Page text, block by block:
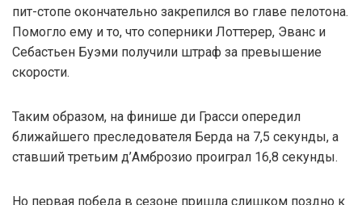
пит-стопе окончательно закрепился во главе пелотона.
Помогло ему и то, что соперники Лоттерер, Эванс и
Себастьен Буэми получили штраф за превышение
скорости.
Таким образом, на финише ди Грасси опередил
ближайшего преследователя Берда на 7,5 секунды, а
ставший третьим д’Амброзио проиграл 16,8 секунды.
Но первая победа в сезоне пришла слишком поздно к